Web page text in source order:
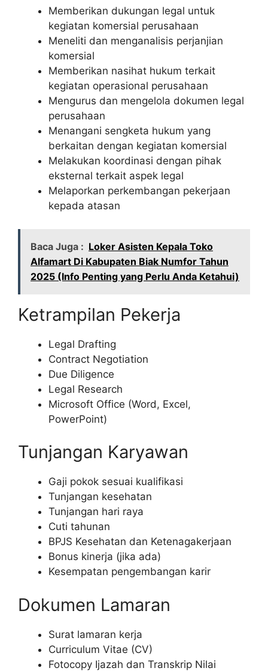
Memberikan dukungan legal untuk
kegiatan komersial perusahaan
Meneliti dan menganalisis perjanjian
komersial
Memberikan nasihat hukum terkait
kegiatan operasional perusahaan
Mengurus dan mengelola dokumen legal
perusahaan
Menangani sengketa hukum yang
berkaitan dengan kegiatan komersial
Melakukan koordinasi dengan pihak
eksternal terkait aspek legal
Melaporkan perkembangan pekerjaan
kepada atasan
Baca Juga : Loker Asisten Kepala Toko
Alfamart Di Kabupaten Biak Numfor Tahun
2025 (Info Penting yang Perlu Anda Ketahui)
Ketrampilan Pekerja
Legal Drafting
Contract Negotiation
Due Diligence
Legal Research
Microsoft Office (Word, Excel,
PowerPoint)
Tunjangan Karyawan
Gaji pokok sesuai kualifikasi
Tunjangan kesehatan
Tunjangan hari raya
Cuti tahunan
BPJS Kesehatan dan Ketenagakerjaan
Bonus kinerja (jika ada)
Kesempatan pengembangan karir
Dokumen Lamaran
Surat lamaran kerja
Curriculum Vitae (CV)
Fotocopy Ijazah dan Transkrip Nilai